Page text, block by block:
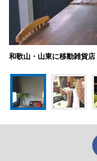
和歌山・山東に移動雑貨